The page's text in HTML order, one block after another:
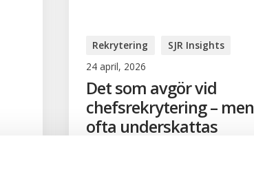
Rekrytering
SJR Insights
24 april, 2026
Det som avgör vid
chefsrekrytering – men
ofta underskattas